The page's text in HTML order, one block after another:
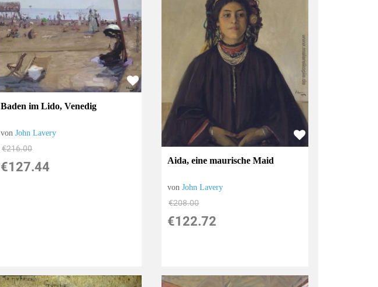
Baden im Lido, Venedig
vonJohn Lavery
€216.00
€127.44 Aida, eine maurische Maid
vonJohn Lavery
€208.00
€122.72